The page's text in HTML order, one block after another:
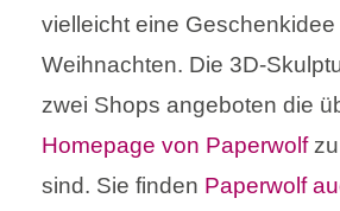
vielleicht eine Geschenkidee
Weihnachten. Die 3D-
zwei Shops angeboten die
Homepage von Paperwolf
sind. Sie finden Paperwolf